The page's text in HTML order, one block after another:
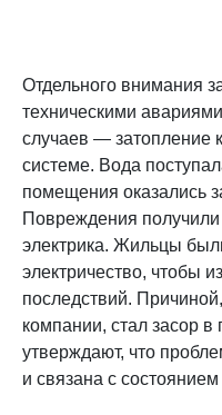
Отдельного внимания
техническими
случаев — затопление
системе. Вода
помещения оказались
Повреждения
электрика. Жильцы
электричество, чтобы
последствий.
компании, стал засор
утверждают, что
и связана с